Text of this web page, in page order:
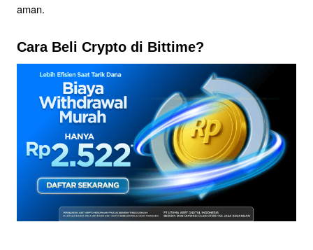
aman.
Cara Beli Crypto di Bittime?